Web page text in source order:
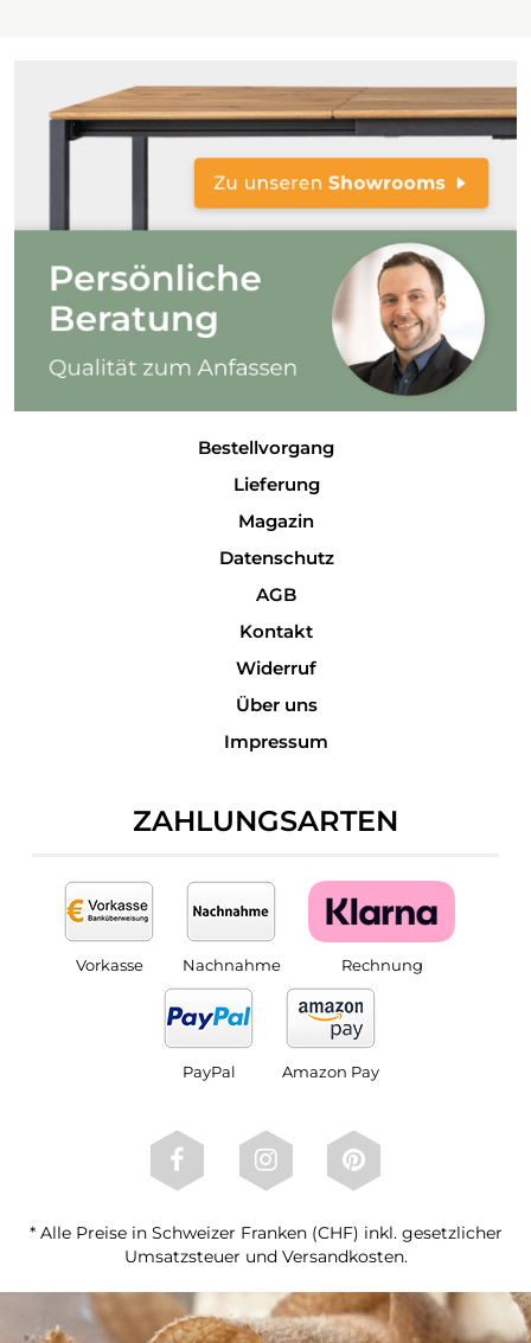
Bestellvorgang
Lieferung
Magazin
Datenschutz
AGB
Kontakt
Widerruf
Über uns
Impressum
ZAHLUNGSARTEN
Vorkasse Nachnahme Rechnung
PayPal Amazon Pay
* Alle Preise in Schweizer Franken (CHF) inkl. gesetzlicher
Umsatzsteuer und Versandkosten.